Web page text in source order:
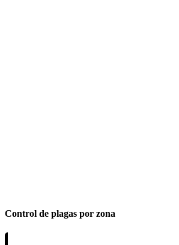
Control de plagas por zona